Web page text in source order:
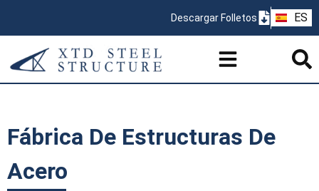
Descargar Folletos ES
PT
Fábrica De Estructuras De
Acero